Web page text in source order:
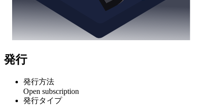
発行
発行方法
Open subscription
発行タイプ